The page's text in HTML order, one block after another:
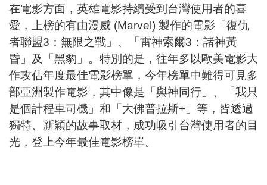
在電影方面，英雄電影持續受到台灣使用者的喜
愛，上榜的有由漫威 (Marvel) 製作的電影「復仇
者聯盟3：無限之戰」、「雷神索爾3：諸神黃
昏」及「黑豹」。特別的是，往年多以歐美電影大
作攻佔年度最佳電影榜單，今年榜單中難得可見多
部亞洲製作電影，其中像是「與神同行」、「我只
是個計程車司機」和「大佛普拉斯+」等，皆透過
獨特、新穎的故事取材，成功吸引台灣使用者的目
光，登上今年最佳電影榜單。